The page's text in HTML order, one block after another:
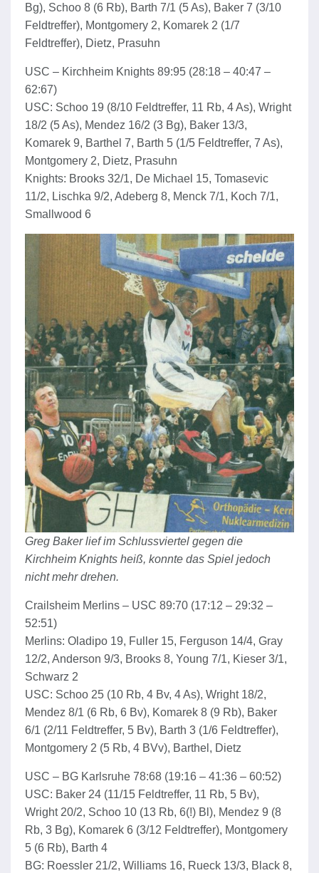
Bg), Schoo 8 (6 Rb), Barth 7/1 (5 As), Baker 7 (3/10
Feldtreffer), Montgomery 2, Komarek 2 (1/7
Feldtreffer), Dietz, Prasuhn
USC – Kirchheim Knights 89:95 (28:18 – 40:47 –
62:67)
USC: Schoo 19 (8/10 Feldtreffer, 11 Rb, 4 As), Wright
18/2 (5 As), Mendez 16/2 (3 Bg), Baker 13/3,
Komarek 9, Barthel 7, Barth 5 (1/5 Feldtreffer, 7 As),
Montgomery 2, Dietz, Prasuhn
Knights: Brooks 32/1, De Michael 15, Tomasevic
11/2, Lischka 9/2, Adeberg 8, Menck 7/1, Koch 7/1,
Smallwood 6
Greg Baker lief im Schlussviertel gegen die
Kirchheim Knights heiß, konnte das Spiel jedoch
nicht mehr drehen.
Crailsheim Merlins – USC 89:70 (17:12 – 29:32 –
52:51)
Merlins: Oladipo 19, Fuller 15, Ferguson 14/4, Gray
12/2, Anderson 9/3, Brooks 8, Young 7/1, Kieser 3/1,
Schwarz 2
USC: Schoo 25 (10 Rb, 4 Bv, 4 As), Wright 18/2,
Mendez 8/1 (6 Rb, 6 Bv), Komarek 8 (9 Rb), Baker
6/1 (2/11 Feldtreffer, 5 Bv), Barth 3 (1/6 Feldtreffer),
Montgomery 2 (5 Rb, 4 BVv), Barthel, Dietz
USC – BG Karlsruhe 78:68 (19:16 – 41:36 – 60:52)
USC: Baker 24 (11/15 Feldtreffer, 11 Rb, 5 Bv),
Wright 20/2, Schoo 10 (13 Rb, 6(!) Bl), Mendez 9 (8
Rb, 3 Bg), Komarek 6 (3/12 Feldtreffer), Montgomery
5 (6 Rb), Barth 4
BG: Roessler 21/2, Williams 16, Rueck 13/3, Black 8,